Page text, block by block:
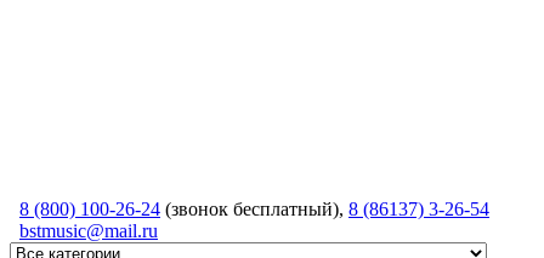
8 (800) 100-26-24 (звонок бесплатный), 8 (86137) 3-26-54
bstmusic@mail.ru